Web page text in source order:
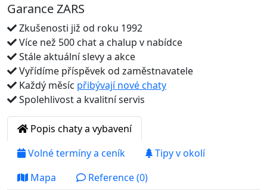
Garance ZARS
Zkušenosti již od roku 1992
Více než 500 chat a chalup v nabídce
Stále aktuální slevy a akce
Vyřídíme příspěvek od zaměstnavatele
Každý měsíc přibývají nové chaty
Spolehlivost a kvalitní servis
Popis chaty a vybavení
Volné termíny a ceník
Tipy v okolí
Mapa
Reference (0)